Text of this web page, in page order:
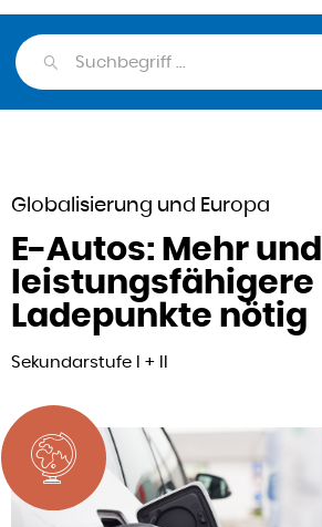
Suchen
E-Autos: Mehr und
leistungsfähigere
Ladepunkte nötig
Globalisierung und Europa
Sekundarstufe I + II